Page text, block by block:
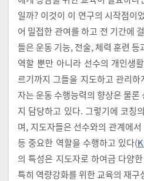
일까? 이것이 이 연구의 시작점이
어 밀접한 관여를 하고 전 기간에
들은 운동 기능, 전술, 체력 훈련
역할 뿐만 아니라 선수의 개인생
르기까지 그들을 지도하고 관리하
자는 운동 수행능력의 향상은 물
지 담당하고 있다. 그렇기에 코칭
며, 지도자들은 선수와의 관계에
등 중요한 역할을 수행하고 있다(
의 특성은 지도자로 하여금 다양
특히 역량강화를 위한 교육의 재구